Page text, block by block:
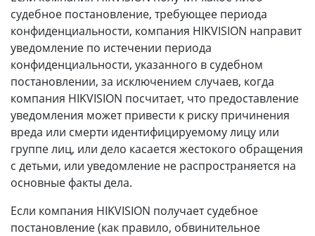
судебное постановление, требующее периода
конфиденциальности, компания HIKVISION направит
уведомление по истечении периода
конфиденциальности, указанного в судебном
постановлении, за исключением случаев, когда
компания HIKVISION посчитает, что предоставление
уведомления может привести к риску причинения
вреда или смерти идентифицируемому лицу или
группе лиц, или дело касается жестокого обращения
с детьми, или уведомление не распространяется на
основные факты дела.
Если компания HIKVISION получает судебное
постановление (как правило, обвинительное